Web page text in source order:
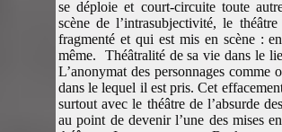
se déploie et court-circuite toute
scène de l’intrasubjectivité, le
fragmenté et qui est mis en scène :
même. Théâtralité de sa vie dans le
L’anonymat des personnages comme
dans le lequel il est pris. Cet
surtout avec le théâtre de l’absurde
au point de devenir l’une des mises